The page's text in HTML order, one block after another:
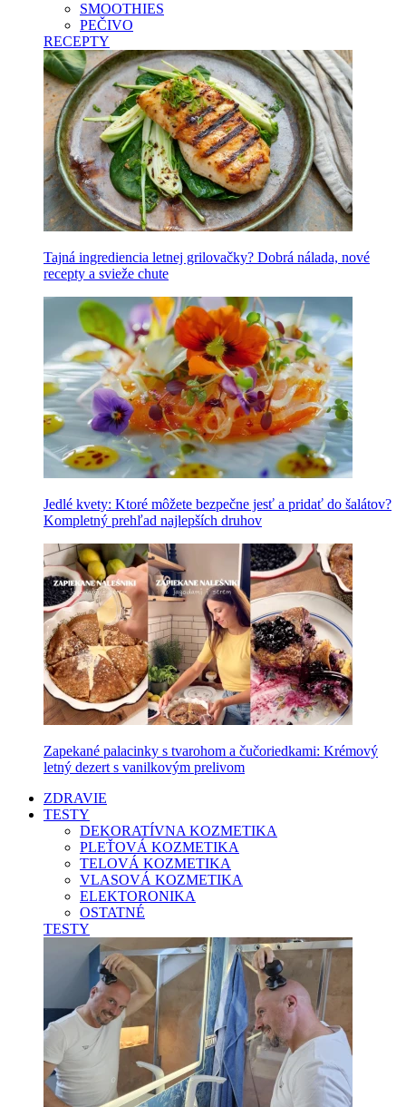
SMOOTHIES
PEČIVO
RECEPTY
Tajná ingrediencia letnej grilovačky? Dobrá nálada, nové
recepty a svieže chute
Jedlé kvety: Ktoré môžete bezpečne jesť a pridať do šalátov?
Kompletný prehľad najlepších druhov
Zapekané palacinky s tvarohom a čučoriedkami: Krémový
letný dezert s vanilkovým prelivom
ZDRAVIE
TESTY
DEKORATÍVNA KOZMETIKA
PLEŤOVÁ KOZMETIKA
TELOVÁ KOZMETIKA
VLASOVÁ KOZMETIKA
ELEKTORONIKA
OSTATNÉ
TESTY